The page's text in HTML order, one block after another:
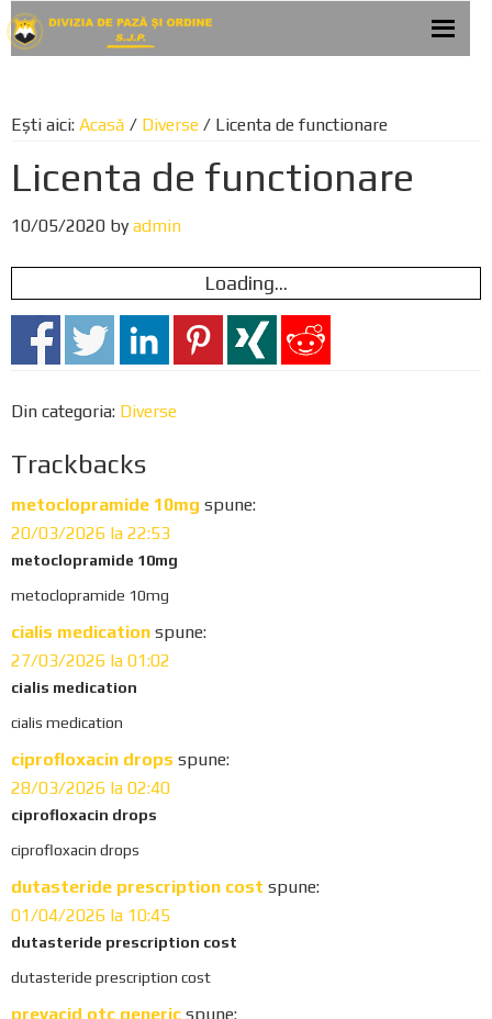
Skip
to
Skip
to
Skip
to
Ești aici: Acasă / Diverse / Licenta de functionare
Licenta de functionare
10/05/2020 by admin
Loading...
Din categoria: Diverse
e
a
d
e
r
I
n
t
e
r
a
c
t
Trackbacks
metoclopramide 10mg spune:
20/03/2026 la 22:53
metoclopramide 10mg
metoclopramide 10mg
cialis medication spune:
27/03/2026 la 01:02
cialis medication
cialis medication
ciprofloxacin drops spune:
28/03/2026 la 02:40
ciprofloxacin drops
ciprofloxacin drops
dutasteride prescription cost spune:
01/04/2026 la 10:45
dutasteride prescription cost
dutasteride prescription cost
prevacid otc generic spune: